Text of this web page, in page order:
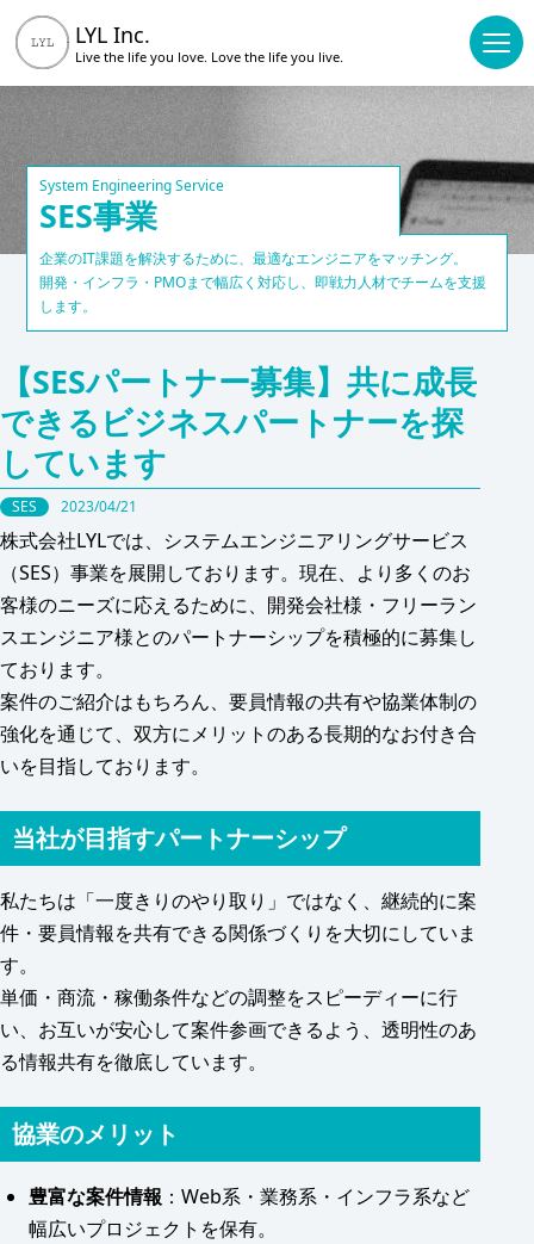
LYL Inc.
Live the life you love. Love the life you live.
System Engineering Service
SES事業
企業のIT課題を解決するために、最適なエンジニアをマッチング。
開発・インフラ・PMOまで幅広く対応し、即戦力人材でチームを支援
します。
【SESパートナー募集】共に成長
できるビジネスパートナーを探
しています
SES 2023/04/21
株式会社LYLでは、システムエンジニアリングサービス
（SES）事業を展開しております。現在、より多くのお
客様のニーズに応えるために、開発会社様・フリーラン
スエンジニア様とのパートナーシップを積極的に募集し
ております。
案件のご紹介はもちろん、要員情報の共有や協業体制の
強化を通じて、双方にメリットのある長期的なお付き合
いを目指しております。
当社が目指すパートナーシップ
私たちは「一度きりのやり取り」ではなく、継続的に案
件・要員情報を共有できる関係づくりを大切にしていま
す。
単価・商流・稼働条件などの調整をスピーディーに行
い、お互いが安心して案件参画できるよう、透明性のあ
る情報共有を徹底しています。
協業のメリット
豊富な案件情報 ：Web系・業務系・インフラ系など
幅広いプロジェクトを保有。